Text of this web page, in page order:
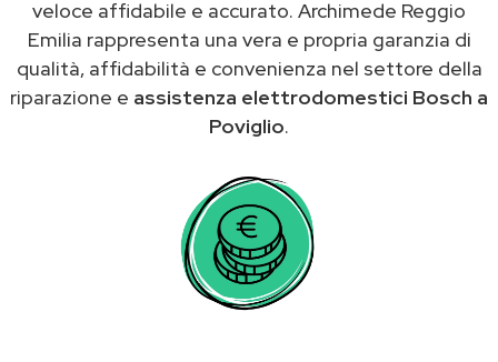
veloce affidabile e accurato. Archimede Reggio
Emilia rappresenta una vera e propria garanzia di
qualità, affidabilità e convenienza nel settore della
riparazione e assistenza elettrodomestici Bosch a
Poviglio.